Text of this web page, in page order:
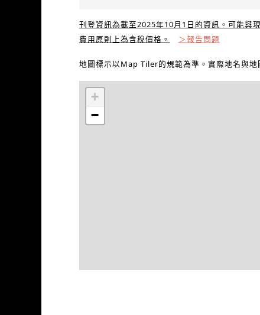
刊登資訊為截至2025年10月1日的資訊。可能與
費用原則上為含稅價格。
＞報告問題
地圖標示以Map Tiler的規範為準。實際地名與地
+
−